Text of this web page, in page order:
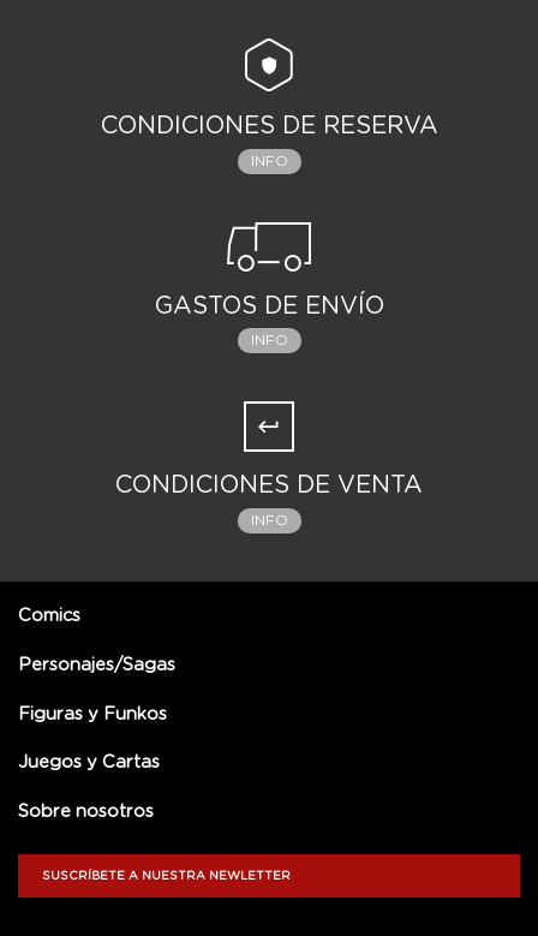
CONDICIONES DE RESERVA
INFO
GASTOS DE ENVÍO
INFO
CONDICIONES DE VENTA
INFO
Comics
Personajes/Sagas
Figuras y Funkos
Juegos y Cartas
Sobre nosotros
SUSCRÍBETE A NUESTRA NEWLETTER